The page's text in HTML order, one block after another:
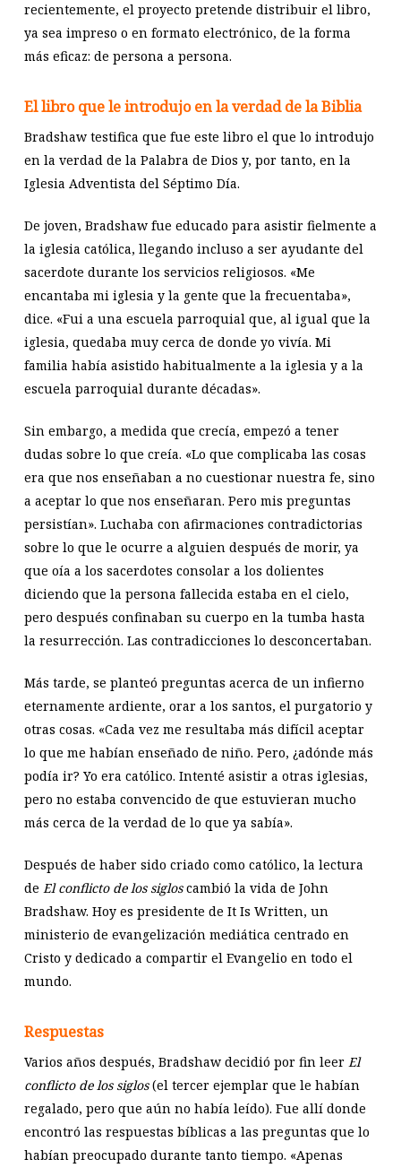
recientemente, el proyecto pretende distribuir el libro,
ya sea impreso o en formato electrónico, de la forma
más eficaz: de persona a persona.
El libro que le introdujo en la verdad de la Biblia
Bradshaw testifica que fue este libro el que lo introdujo
en la verdad de la Palabra de Dios y, por tanto, en la
Iglesia Adventista del Séptimo Día.
De joven, Bradshaw fue educado para asistir fielmente a
la iglesia católica, llegando incluso a ser ayudante del
sacerdote durante los servicios religiosos. «Me
encantaba mi iglesia y la gente que la frecuentaba»,
dice. «Fui a una escuela parroquial que, al igual que la
iglesia, quedaba muy cerca de donde yo vivía. Mi
familia había asistido habitualmente a la iglesia y a la
escuela parroquial durante décadas».
Sin embargo, a medida que crecía, empezó a tener
dudas sobre lo que creía. «Lo que complicaba las cosas
era que nos enseñaban a no cuestionar nuestra fe, sino
a aceptar lo que nos enseñaran. Pero mis preguntas
persistían». Luchaba con afirmaciones contradictorias
sobre lo que le ocurre a alguien después de morir, ya
que oía a los sacerdotes consolar a los dolientes
diciendo que la persona fallecida estaba en el cielo,
pero después confinaban su cuerpo en la tumba hasta
la resurrección. Las contradicciones lo desconcertaban.
Más tarde, se planteó preguntas acerca de un infierno
eternamente ardiente, orar a los santos, el purgatorio y
otras cosas. «Cada vez me resultaba más difícil aceptar
lo que me habían enseñado de niño. Pero, ¿adónde más
podía ir? Yo era católico. Intenté asistir a otras iglesias,
pero no estaba convencido de que estuvieran mucho
más cerca de la verdad de lo que ya sabía».
Después de haber sido criado como católico, la lectura
de El conflicto de los sigloscambió la vida de John
Bradshaw. Hoy es presidente de It Is Written, un
ministerio de evangelización mediática centrado en
Cristo y dedicado a compartir el Evangelio en todo el
mundo.
Respuestas
Varios años después, Bradshaw decidió por fin leer El
conflicto de los siglos(el tercer ejemplar que le habían
regalado, pero que aún no había leído). Fue allí donde
encontró las respuestas bíblicas a las preguntas que lo
habían preocupado durante tanto tiempo. «Apenas